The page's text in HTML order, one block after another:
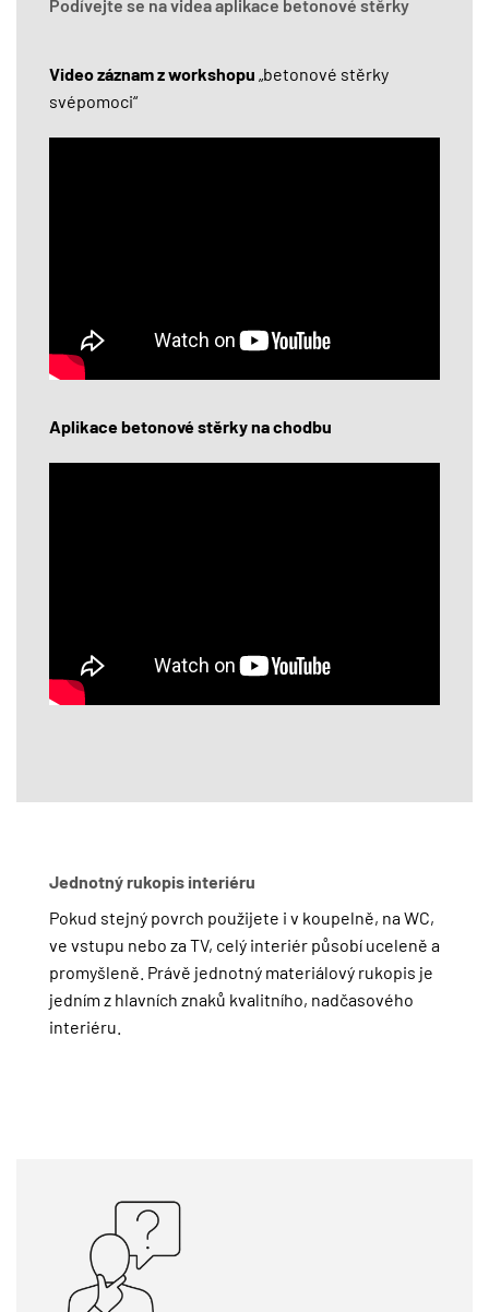
Podívejte se na videa aplikace betonové stěrky
Video záznam z workshopu „betonové stěrky
svépomoci“
Aplikace betonové stěrky na chodbu
Jednotný rukopis interiéru
Pokud stejný povrch použijete i v koupelně, na WC,
ve vstupu nebo za TV, celý interiér působí uceleně a
promyšleně. Právě jednotný materiálový rukopis je
jedním z hlavních znaků kvalitního, nadčasového
interiéru.